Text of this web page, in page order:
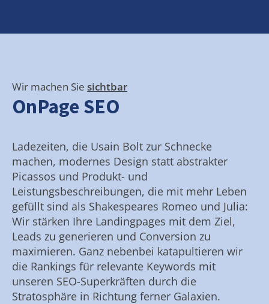
Wir machen Sie sichtbar
OnPage SEO
Ladezeiten, die Usain Bolt zur Schnecke
machen, modernes Design statt abstrakter
Picassos und Produkt- und
Leistungsbeschreibungen, die mit mehr Leben
gefüllt sind als Shakespeares Romeo und Julia:
Wir stärken Ihre Landingpages mit dem Ziel,
Leads zu generieren und Conversion zu
maximieren. Ganz nebenbei katapultieren wir
die Rankings für relevante Keywords mit
unseren SEO-Superkräften durch die
Stratosphäre in Richtung ferner Galaxien.